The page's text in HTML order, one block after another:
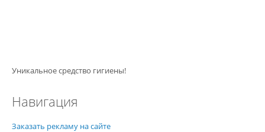
Уникальное средство гигиены!
Навигация
Заказать рекламу на сайте